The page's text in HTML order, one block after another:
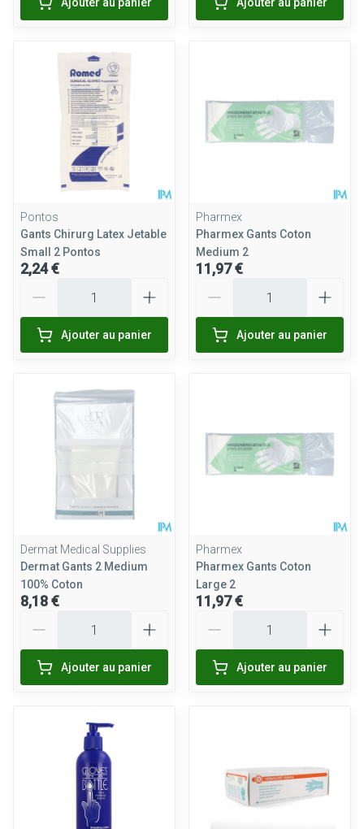
Pontos
Gants Chirurg Latex Jetable
Small 2 Pontos
2,24 €
Ajouter au panier
Pharmex
Pharmex Gants Coton
Medium 2
11,97 €
Ajouter au panier
Dermat Medical Supplies
Dermat Gants 2 Medium
100% Coton
8,18 €
Ajouter au panier
Pharmex
Pharmex Gants Coton
Large 2
11,97 €
Ajouter au panier